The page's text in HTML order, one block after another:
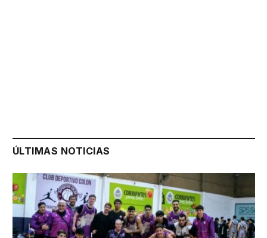
ÚLTIMAS NOTICIAS